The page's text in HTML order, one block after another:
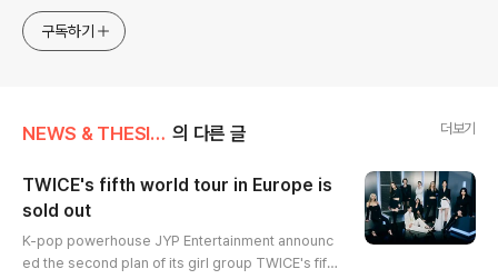
approach will be to resist any common sense or
generalized viewpoint
구독하기
NEWS & THESIS/K-Culture & Sports 의 다른 글 더보기
TWICE's fifth world tour in Europe is
sold out
K-pop powerhouse JYP Entertainment announc
ed the second plan of its girl group TWICE's fift